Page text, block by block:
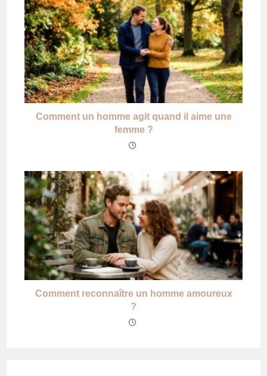
Comment un homme agit quand il aime une
femme ?
Comment reconnaître un homme amoureux
?